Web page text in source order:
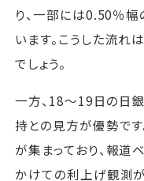
り、一部には0.50％
います。こうした流れ
でしょう。
一方、18～19日の日
持との見方が優勢で
が集まっており、報
かけての利上げ観測が